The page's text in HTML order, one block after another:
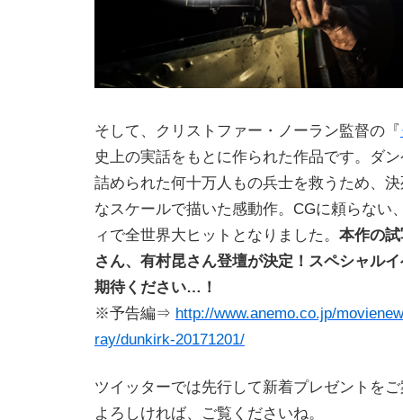
そして、クリストファー・ノーラン監督の『
史上の実話をもとに作られた作品です。ダ
詰められた何十万人もの兵士を救うため、
なスケールで描いた感動作。CGに頼らない
ィで全世界大ヒットとなりました。 本作の
さん、有村昆さん登壇が決定！スペシャル
期待ください…！
※予告編⇒ http://www.anemo.co.jp/
ray/dunkirk-20171201/
ツイッターでは先行して新着プレゼントを
よろしければ、ご覧くださいね。